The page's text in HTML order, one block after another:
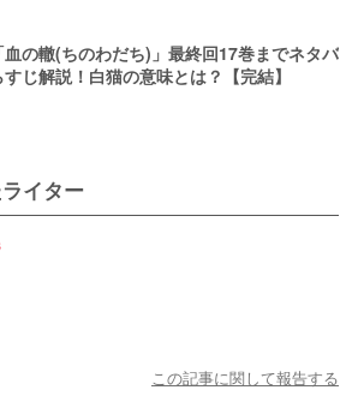
血の轍(ちのわだち)」最終回17巻までネタバ
すじ解説！白猫の意味とは？【完結】
イター
この記事に関して報告する